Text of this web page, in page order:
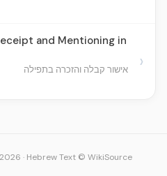
and Mentioning in
אישור קבלה והזכרה בתפילה
›
· Hebrew Text © WikiSource